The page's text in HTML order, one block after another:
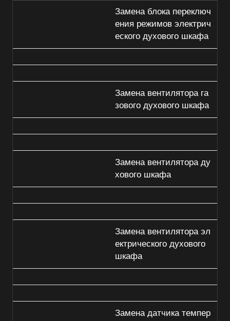
Замена блока переключ
ения режимов электрич
еского духового шкафа
Замена вентилятора га
зового духового шкафа
Замена вентилятора ду
хового шкафа
Замена вентилятора эл
ектрического духового
шкафа
Замена датчика темпер